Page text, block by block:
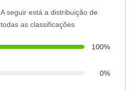
A seguir está a distribuição de
todas as classificações
100%
0%